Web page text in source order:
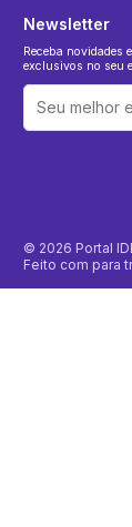
Newsletter
Receba novidades
exclusivos no seu
© 2026 Portal
Feito com para